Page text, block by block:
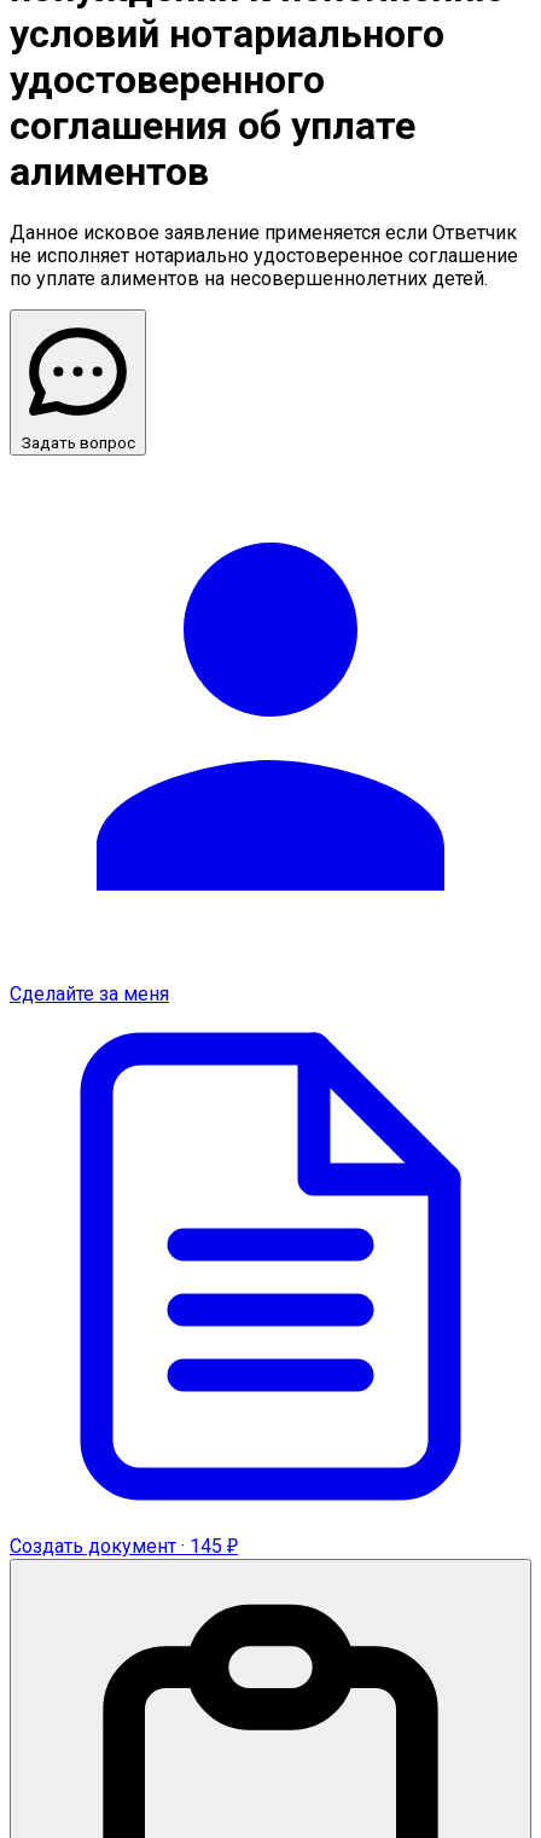
условий нотариального
удостоверенного
соглашения об уплате
алиментов
Данное исковое заявление применяется если Ответчик
не исполняет нотариально удостоверенное соглашение
по уплате алиментов на несовершеннолетних детей.
Задать вопрос
Сделайте за меня
Создать документ · 145 ₽